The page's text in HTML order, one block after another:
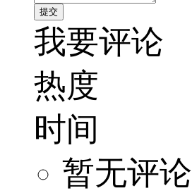
我要评论
热度
时间
暂无评论